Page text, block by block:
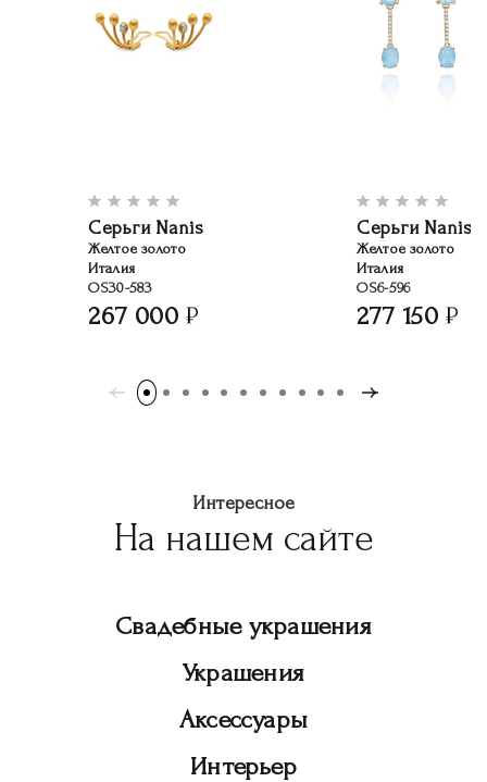
Серьги Nanis
Желтое золото
Италия
OS30-583
267 000
Серьги Nanis
Желтое золото
Италия
OS6-596
277 150
Интересное
На нашем сайте
Свадебные украшения
Украшения
Аксессуары
Интерьер